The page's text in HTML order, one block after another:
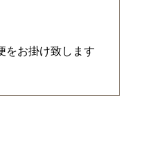
をお掛け致します